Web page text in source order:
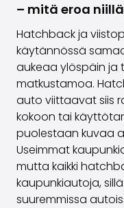
– mitä eroa
Hatchback ja
käytännössä
aukeaa ylöspäin ja
matkustamoa.
auto viittaavat siis
kokoon tai
puolestaan kuvaa
Useimmat
mutta kaikki
kaupunkiautoja,
suuremmissa